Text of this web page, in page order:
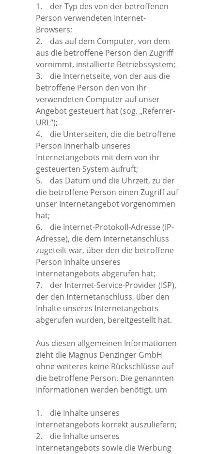
1. der Typ des von der betroffenen
Person verwendeten Internet-
Browsers;
2. das auf dem Computer, von dem
aus die betroffene Person den Zugriff
vornimmt, installierte Betriebssystem;
3. die Internetseite, von der aus die
betroffene Person den von ihr
verwendeten Computer auf unser
Angebot gesteuert hat (sog. „Referrer-
URL“);
4. die Unterseiten, die die betroffene
Person innerhalb unseres
Internetangebots mit dem von ihr
gesteuerten System aufruft;
5. das Datum und die Uhrzeit, zu der
die betroffene Person einen Zugriff auf
unser Internetangebot vorgenommen
hat;
6. die Internet-Protokoll-Adresse (IP-
Adresse), die dem Internetanschluss
zugeteilt war, über den die betroffene
Person Inhalte unseres
Internetangebots abgerufen hat;
7. der Internet-Service-Provider (ISP),
der den Internetanschluss, über den
Inhalte unseres Internetangebots
abgerufen wurden, bereitgestellt hat.
Aus diesen allgemeinen Informationen
zieht die Magnus Denzinger GmbH
ohne weiteres keine Rückschlüsse auf
die betroffene Person. Die genannten
Informationen werden benötigt, um
1. die Inhalte unseres
Internetangebots korrekt auszuliefern;
2. die Inhalte unseres
Internetangebots sowie die Werbung